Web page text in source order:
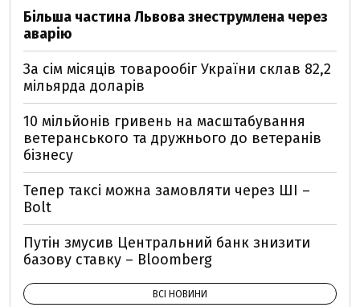
Більша частина Львова знеструмлена через
аварію
За сім місяців товарообіг України склав 82,2
мільярда доларів
10 мільйонів гривень на масштабування
ветеранського та дружнього до ветеранів
бізнесу
Тепер таксі можна замовляти через ШІ –
Bolt
Путін змусив Центральний банк знизити
базову ставку – Bloomberg
ВСІ НОВИНИ